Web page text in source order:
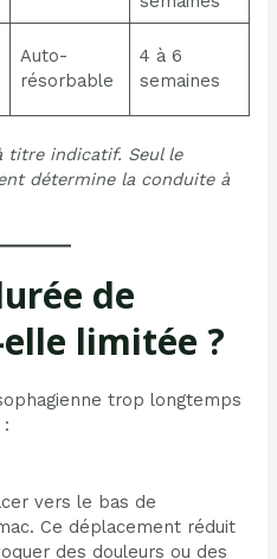
Auto-
résorbable
4 à 6
semaines
titre indicatif. Seul le
détermine la conduite à
de
limitée ?
trop longtemps
vers le bas de
Ce déplacement réduit
des douleurs ou des